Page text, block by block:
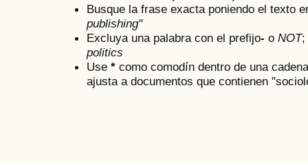
Busque la frase exacta poniendo el texto
publishing"
Excluya una palabra con el prefijo- o NOT;
politics
Use * como comodín dentro de una
ajusta a documentos que contienen